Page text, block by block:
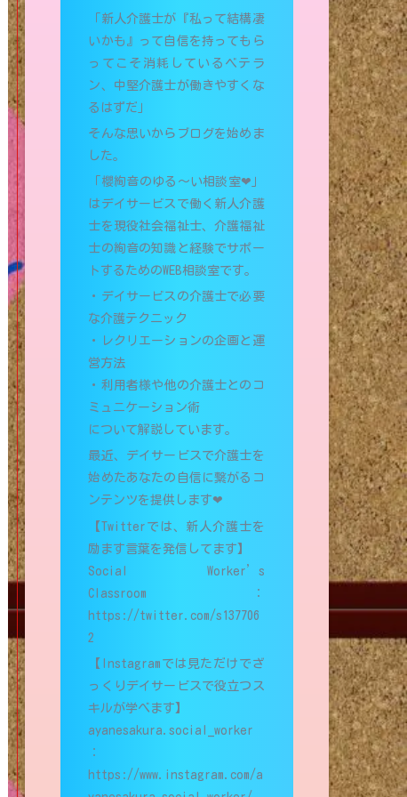
「新人介護士が『私って結構凄
いかも』って自信を持ってもら
ってこそ消耗しているベテラ
ン、中堅介護士が働きやすくな
るはずだ」
そんな思いからブログを始めま
した。
「櫻絢音のゆる〜い相談室❤︎」
はデイサービスで働く新人介護
士を現役社会福祉士、介護福祉
士の絢音の知識と経験でサポー
トするためのWEB相談室です。
・デイサービスの介護士で必要
な介護テクニック
・レクリエーションの企画と運
営方法
・利用者様や他の介護士とのコ
ミュニケーション術
について解説しています。
最近、デイサービスで介護士を
始めたあなたの自信に繋がるコ
ンテンツを提供します❤︎
【Twitterでは、新人介護士を
励ます言葉を発信してます】
Social Worker’s
Classroom：
https://twitter.com/s137706
2
【Instagramでは見ただけでざ
っくりデイサービスで役立つス
キルが学べます】
ayanesakura.social_worker
：
https://www.instagram.com/a